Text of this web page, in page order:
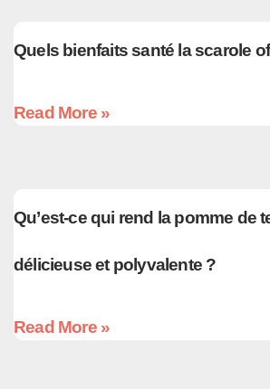
Quels bienfaits santé la scarole
Read More »
Qu’est-ce qui rend la pomme de
délicieuse et polyvalente ?
Read More »